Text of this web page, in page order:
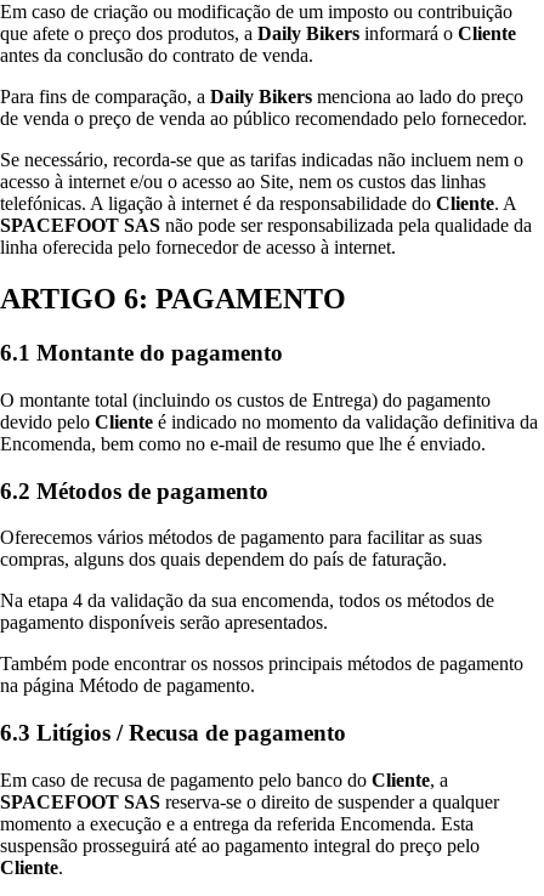
Em caso de criação ou modificação de um imposto ou contribuição
que afete o preço dos produtos, a Daily Bikers informará o Cliente
antes da conclusão do contrato de venda.
Para fins de comparação, a Daily Bikers menciona ao lado do preço
de venda o preço de venda ao público recomendado pelo fornecedor.
Se necessário, recorda-se que as tarifas indicadas não incluem nem o
acesso à internet e/ou o acesso ao Site, nem os custos das linhas
telefónicas. A ligação à internet é da responsabilidade do Cliente. A
SPACEFOOT SAS não pode ser responsabilizada pela qualidade da
linha oferecida pelo fornecedor de acesso à internet.
ARTIGO 6: PAGAMENTO
6.1 Montante do pagamento
O montante total (incluindo os custos de Entrega) do pagamento
devido pelo Cliente é indicado no momento da validação definitiva da
Encomenda, bem como no e-mail de resumo que lhe é enviado.
6.2 Métodos de pagamento
Oferecemos vários métodos de pagamento para facilitar as suas
compras, alguns dos quais dependem do país de faturação.
Na etapa 4 da validação da sua encomenda, todos os métodos de
pagamento disponíveis serão apresentados.
Também pode encontrar os nossos principais métodos de pagamento
na página Método de pagamento.
6.3 Litígios / Recusa de pagamento
Em caso de recusa de pagamento pelo banco do Cliente, a
SPACEFOOT SAS reserva-se o direito de suspender a qualquer
momento a execução e a entrega da referida Encomenda. Esta
suspensão prosseguirá até ao pagamento integral do preço pelo
Cliente.